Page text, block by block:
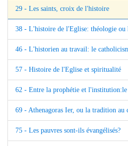
29 - Les saints, croix de l'histoire
38 - L'histoire de l'Eglise: théologie ou
46 - L'historien au travail: le
57 - Histoire de l'Eglise et spiritualité
62 - Entre la prophétie et
69 - Athenagoras Ier, ou la tradition au
75 - Les pauvres sont-ils évangélisés?